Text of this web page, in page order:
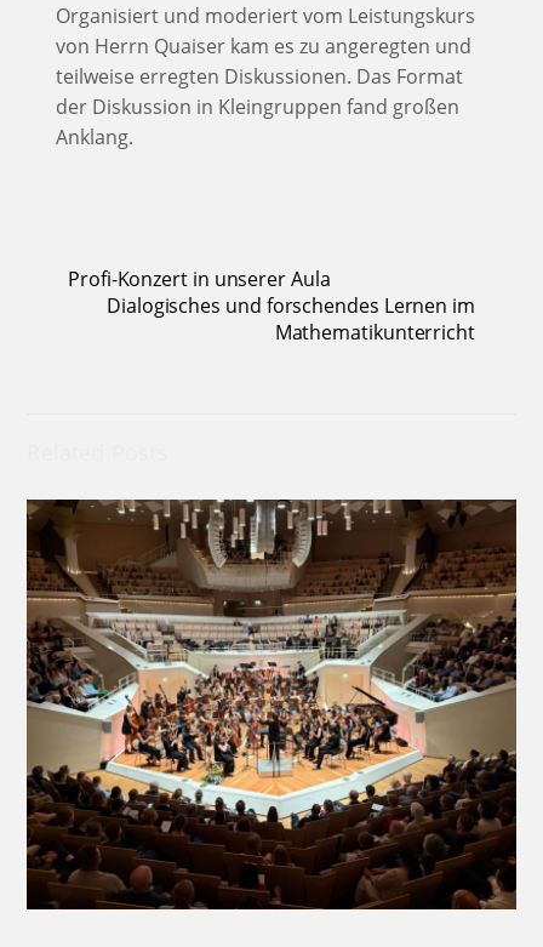
Organisiert und moderiert vom Leistungskurs
von Herrn Quaiser kam es zu angeregten und
teilweise erregten Diskussionen. Das Format
der Diskussion in Kleingruppen fand großen
Anklang.
Profi-Konzert in unserer Aula
Dialogisches und forschendes Lernen im
Mathematikunterricht